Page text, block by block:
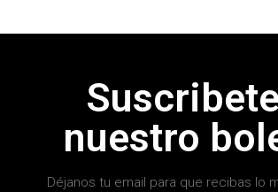
nuestro
Déjanos tu email para que recibas lo